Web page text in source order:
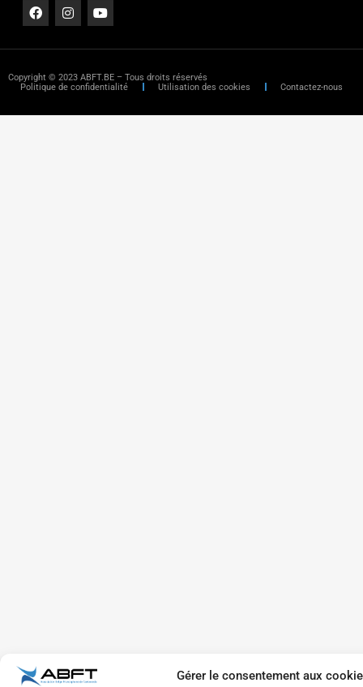
Gérer le consentement aux
Copyright © 2023 ABFT.BE – Tous droits réservés
Politique de confidentialité
Utilisation des cookies Contactez-nous